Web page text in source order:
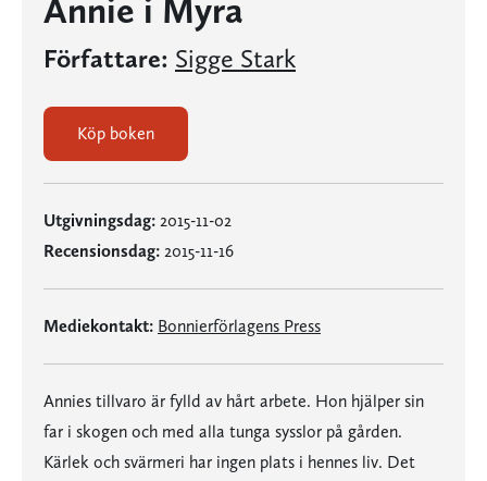
Annie i Myra
Författare: Sigge Stark
Köp boken
Utgivningsdag: 2015-11-02
Recensionsdag: 2015-11-16
Mediekontakt: Bonnierförlagens Press
Annies tillvaro är fylld av hårt arbete. Hon hjälper sin
far i skogen och med alla tunga sysslor på gården.
Kärlek och svärmeri har ingen plats i hennes liv. Det